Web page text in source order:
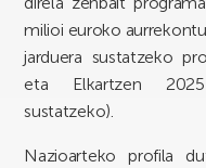
milioi euroko
jarduera sustatzeko
eta Elkartzen 2025
sustatzeko).
Nazioarteko profila